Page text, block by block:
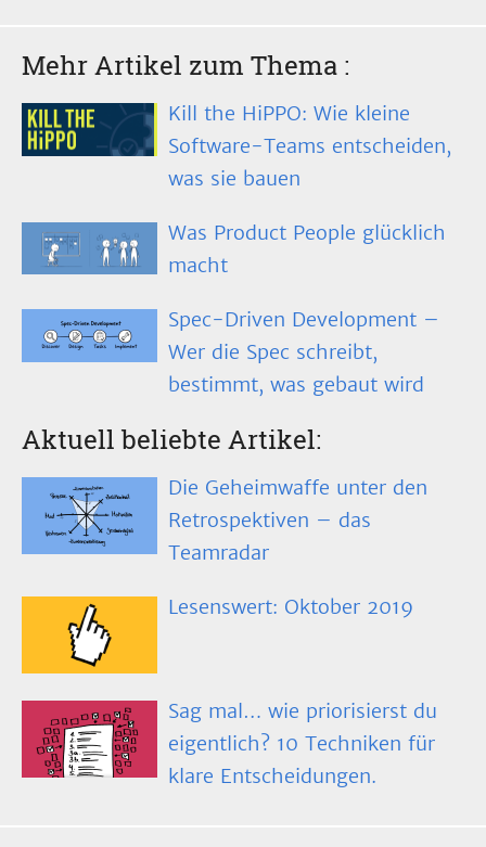
Mehr Artikel zum Thema :
Kill the HiPPO: Wie kleine
Software-Teams entscheiden,
was sie bauen
Was Product People glücklich
macht
Spec-Driven Development –
Wer die Spec schreibt,
bestimmt, was gebaut wird
Aktuell beliebte Artikel:
Die Geheimwaffe unter den
Retrospektiven – das
Teamradar
Lesenswert: Oktober 2019
Sag mal… wie priorisierst du
eigentlich? 10 Techniken für
klare Entscheidungen.